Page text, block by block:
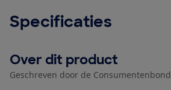
Specificaties
Over dit product
Geschreven door de Consumentenbond